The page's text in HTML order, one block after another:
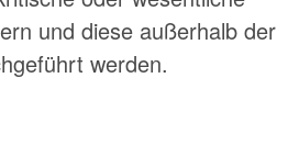
und diese außerhalb der
werden.